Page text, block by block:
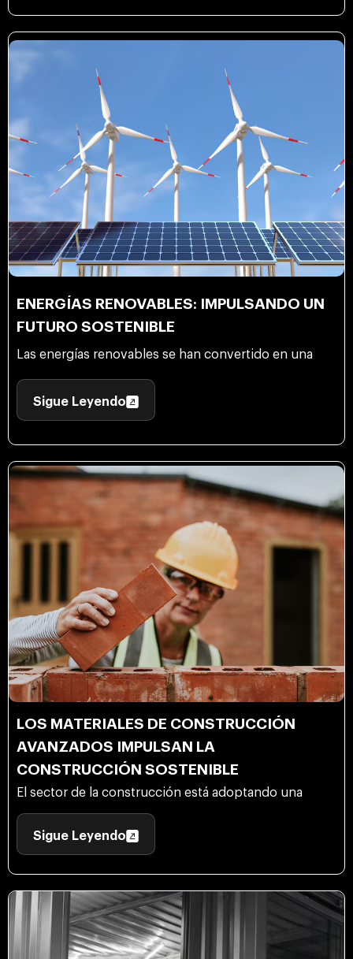
ENERGÍAS RENOVABLES: IMPULSANDO UN
FUTURO SOSTENIBLE
Las energías renovables se han convertido en una
Sigue Leyendo
LOS MATERIALES DE CONSTRUCCIÓN
AVANZADOS IMPULSAN LA
CONSTRUCCIÓN SOSTENIBLE
El sector de la construcción está adoptando una
Sigue Leyendo